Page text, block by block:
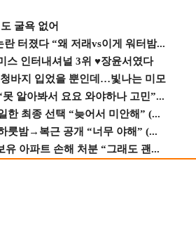
굴욕 없어
터졌다 “왜 저래vs이게 워터밤...
스 인터내셔널 3위 ♥장윤서였다
바지 입었을 뿐인데…빛나는 미모
알아봐서 요요 와야하나 고민”...
최종 선택 “늦어서 미안해” (...
룻밤→복근 공개 “너무 야해” (...
아파트 손해 처분 “그래도 괜...